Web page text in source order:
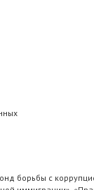
борьбы с